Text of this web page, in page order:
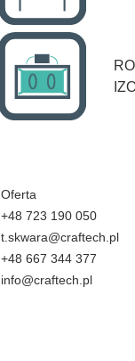
Oferta
+48 723 190 050
t.skwara@craftech.pl
+48 667 344 377
info@craftech.pl